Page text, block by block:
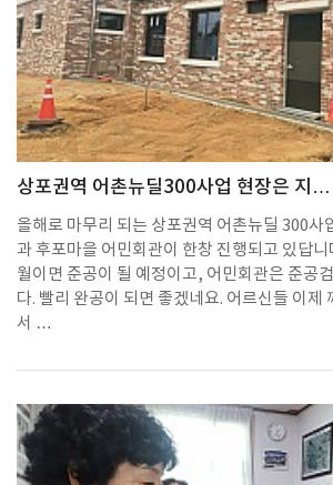
상포권역 어촌뉴딜300사업 현장은 지…
올해로 마무리 되는 상포권역 어촌뉴딜 300사
과 후포마을 어민회관이 한창 진행되고 있답
월이면 준공이 될 예정이고, 어민회관은 준공
다. 빨리 완공이 되면 좋겠네요. 어르신들 이제
서 …